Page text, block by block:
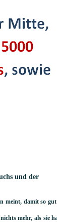
und der
meint, damit so gut
mehr, als sie